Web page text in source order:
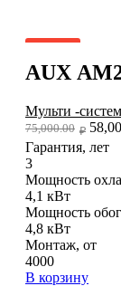
AUX
Мульти -
₽
75,000.00
Гарантия, лет
3
Мощность
4,1 кВт
Мощность
4,8 кВт
Монтаж, от
4000
В корзину